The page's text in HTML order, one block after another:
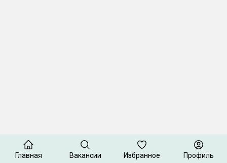
Главная Вакансии Избранное Профиль